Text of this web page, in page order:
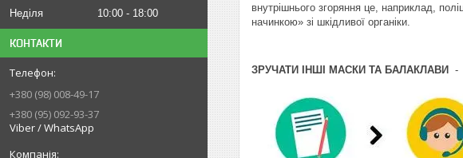
Неділя
10:00 18:00
КОНТАКТИ
+380 (98) 008-49-17
+380 (95) 092-93-37
Viber / WhatsApp
внутрішнього згоряння це, наприклад,
начинкою» зі шкідливої органіки.
ЗРУЧАТИ ІНШІ МАСКИ ТА БАЛАКЛАВИ -